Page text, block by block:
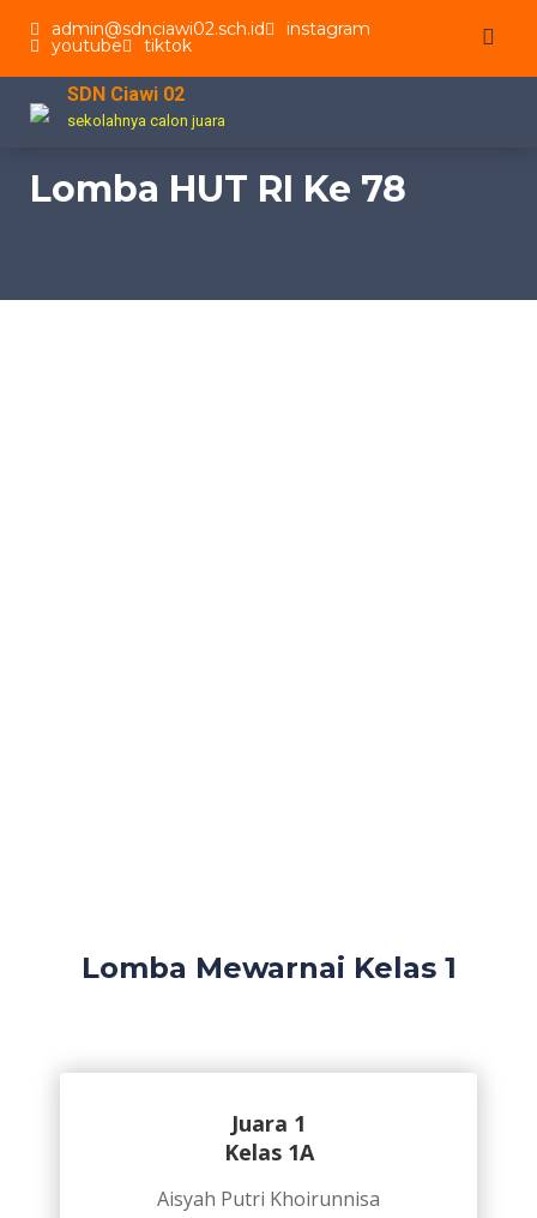
admin@sdnciawi02.sch.id instagram
youtube tiktok
SDN Ciawi 02
sekolahnya calon juara
Lomba HUT RI Ke 78
Lomba Mewarnai Kelas 1
Juara 1
Kelas 1A
Aisyah Putri Khoirunnisa